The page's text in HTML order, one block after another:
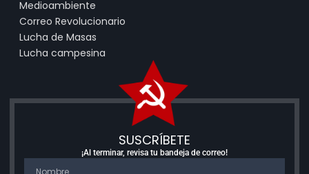
Medioambiente
Correo Revolucionario
Lucha de Masas
Lucha campesina
SUSCRÍBETE
¡Al terminar, revisa tu bandeja de correo!